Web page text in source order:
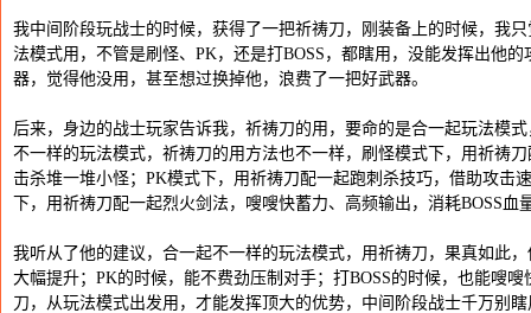
我中间阶段玩战士的时候，获得了一把祈祷刀，刚装备上的时候，我
法模式用，不管是刷怪、PK，还是打BOSS，都瞎用，没能发挥出他
器，觉得他没用，甚至想过换掉他，浪费了一把好武器。
后来，身边的战士玩家告诉我，祈祷刀的用，要命的是合一起玩法模
不一样的玩法模式，祈祷刀的用方法也不一样，刷怪模式下，用祈祷
击杀堆一堆小怪；PK模式下，用祈祷刀配一起跑刺杀技巧，借助攻击
下，用祈祷刀配一起烈火剑法，嗖嗖快蓄力、高频输出，消耗BOSS血
我听从了他的建议，合一起不一样的玩法模式，用祈祷刀，果真如此
大幅提升；PK的时候，能不费劲压制对手；打BOSS的时候，也能嗖
刀，从玩法模式出发用，才能发挥顶大的优势，中间阶段战士千万别